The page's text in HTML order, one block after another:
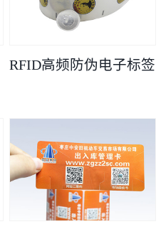
RFID高频防伪电子标签